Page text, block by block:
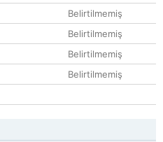
Belirtilmemiş
Belirtilmemiş
Belirtilmemiş
Belirtilmemiş